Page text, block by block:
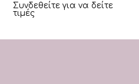
Συνδεθείτε για να δείτε
τιμές